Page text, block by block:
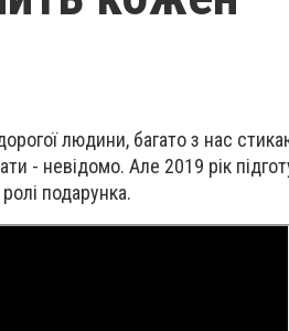
людини, багато з нас
- невідомо. Але 2019 рік
подарунка.